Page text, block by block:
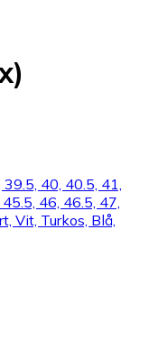
40, 40.5, 41,
46, 46.5, 47,
Vit, Turkos, Blå,